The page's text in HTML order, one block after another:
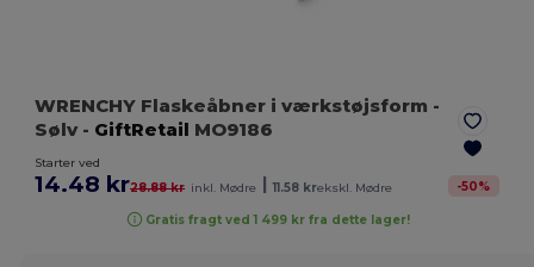
WRENCHY Flaskeåbner i værkstøjsform -
Sølv- GiftRetail MO9186
Starter ved
14.48 kr28.88 kr inkl. Mødre 11.58 krekskl. Mødre -50%
Gratis fragt ved 1 499 kr fra dette lager!